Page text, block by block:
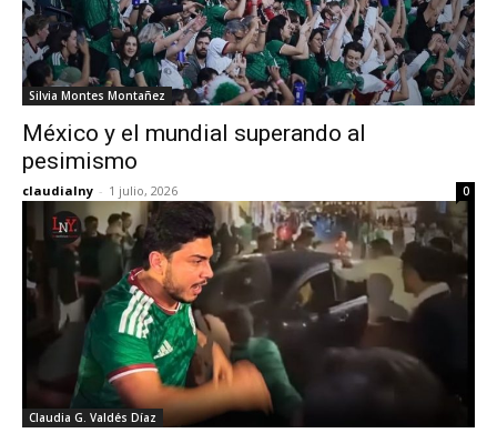
Silvia Montes Montañez
México y el mundial superando al
pesimismo
claudialny - 1 julio, 2026 0
Claudia G. Valdés Díaz